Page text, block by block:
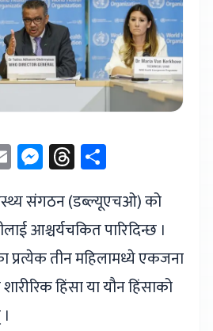
EmailMessenger
Threads
संगठन (डब्ल्यूएचओ) को
आश्चर्यचकित पारिदिन्छ ।
प्रत्येक तीन महिलामध्ये एकजना
हिंसा या यौन हिंसाको